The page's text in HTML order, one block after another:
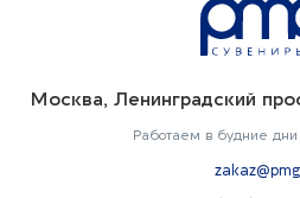
Москва, Ленинградский
Работаем в будние дни